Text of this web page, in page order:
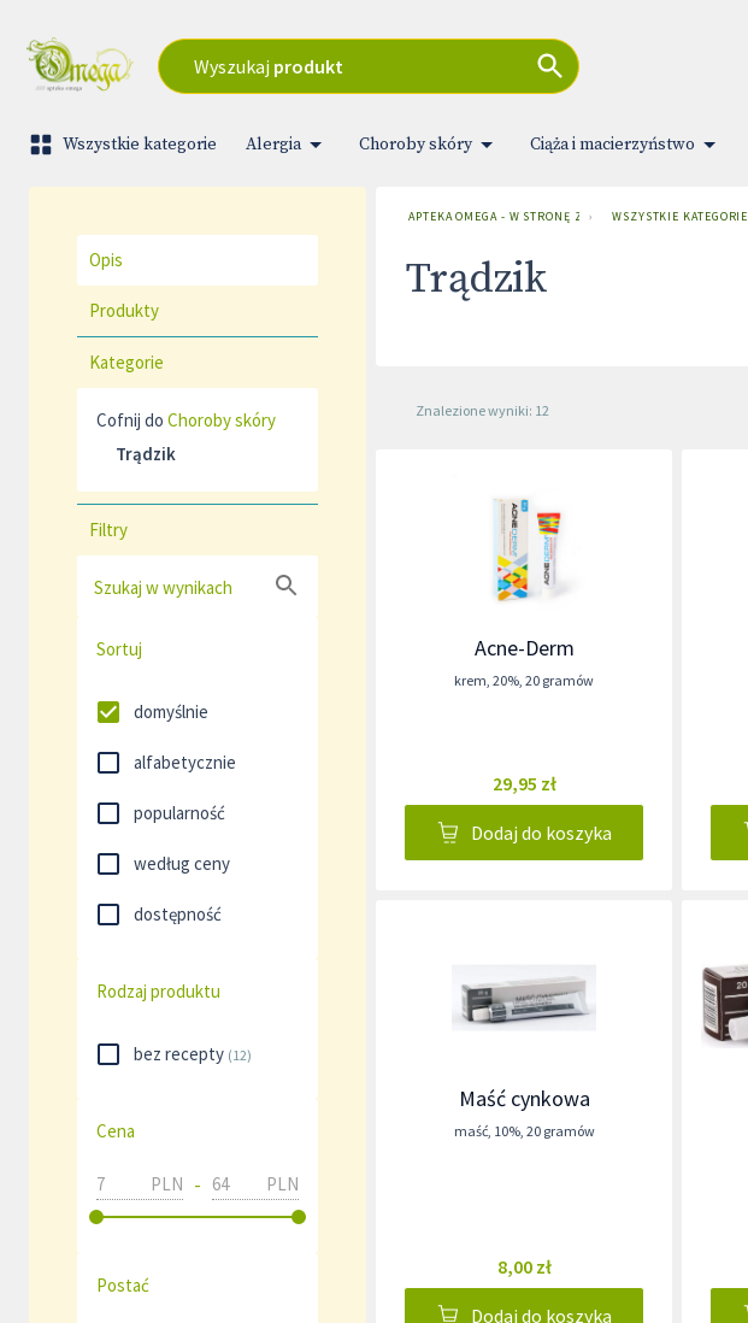
Wyszukaj produkt
Wszystkie kategorie Alergia Choroby skóry Ciąża i macierzyństwo
Opis
Produkty
Kategorie
Cofnij do Choroby skóry
Trądzik
Filtry
Szukaj w wynikach
Sortuj
domyślnie
alfabetycznie
popularność
według ceny
dostępność
Rodzaj produktu
bez recepty (12)
Cena
PLN - PLN
Postać
APTEKA OMEGA - W STRONĘ ZDROWIA
› WSZYSTKIE KATEGORIE
Trądzik
Znalezione wyniki: 12
Acne-Derm
krem, 20%, 20 gramów
29,95 zł
Dodaj do koszyka
Maść cynkowa
maść, 10%, 20 gramów
8,00 zł
Dodaj do koszyka